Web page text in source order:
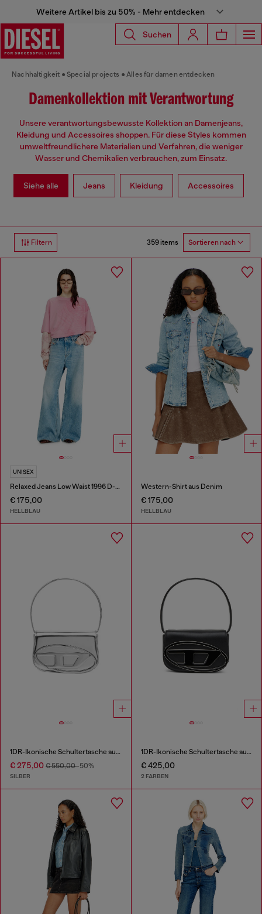
Weitere Artikel bis zu 50% - Mehr entdecken
Suchen
Nachhaltigkeit Special projects Alles für damen entdecken
Damenkollektion mit Verantwortung
Unsere verantwortungsbewusste Kollektion an Damenjeans,
Kleidung und Accessoires shoppen. Für diese Styles kommen
umweltfreundlichere Materialien und Verfahren, die weniger
Wasser und Chemikalien verbrauchen, zum Einsatz.
Siehe alle Jeans Kleidung Accessoires
Filtern 359 items Sortieren nach
UNISEX
Relaxed Jeans Low Waist 1996 D-Sire
€ 175,00
HELLBLAU
Western-Shirt aus Denim
€ 175,00
HELLBLAU
1DR-Ikonische Schultertasche aus Spiegel-Leder
€ 275,00 € 550,00-50%
SILBER
1DR-Ikonische Schultertasche aus Nappa-Leder
€ 425,00
2 FARBEN